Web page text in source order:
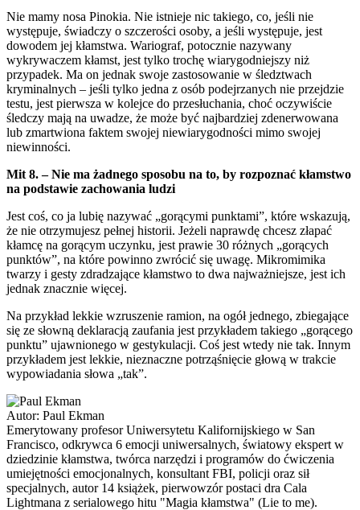
Nie mamy nosa Pinokia. Nie istnieje nic takiego, co, jeśli nie
występuje, świadczy o szczerości osoby, a jeśli występuje, jest
dowodem jej kłamstwa. Wariograf, potocznie nazywany
wykrywaczem kłamst, jest tylko trochę wiarygodniejszy niż
przypadek. Ma on jednak swoje zastosowanie w śledztwach
kryminalnych – jeśli tylko jedna z osób podejrzanych nie przejdzie
testu, jest pierwsza w kolejce do przesłuchania, choć oczywiście
śledczy mają na uwadze, że może być najbardziej zdenerwowana
lub zmartwiona faktem swojej niewiarygodności mimo swojej
niewinności.
Mit 8. – Nie ma żadnego sposobu na to, by rozpoznać kłamstwo
na podstawie zachowania ludzi
Jest coś, co ja lubię nazywać „gorącymi punktami”, które wskazują,
że nie otrzymujesz pełnej historii. Jeżeli naprawdę chcesz złapać
kłamcę na gorącym uczynku, jest prawie 30 różnych „gorących
punktów”, na które powinno zwrócić się uwagę. Mikromimika
twarzy i gesty zdradzające kłamstwo to dwa najważniejsze, jest ich
jednak znacznie więcej.
Na przykład lekkie wzruszenie ramion, na ogół jednego, zbiegające
się ze słowną deklaracją zaufania jest przykładem takiego „gorącego
punktu” ujawnionego w gestykulacji. Coś jest wtedy nie tak. Innym
przykładem jest lekkie, nieznaczne potrząśnięcie głową w trakcie
wypowiadania słowa „tak”.
Autor: Paul Ekman
Emerytowany profesor Uniwersytetu Kalifornijskiego w San
Francisco, odkrywca 6 emocji uniwersalnych, światowy ekspert w
dziedzinie kłamstwa, twórca narzędzi i programów do ćwiczenia
umiejętności emocjonalnych, konsultant FBI, policji oraz sił
specjalnych, autor 14 książek, pierwowzór postaci dra Cala
Lightmana z serialowego hitu "Magia kłamstwa" (Lie to me).